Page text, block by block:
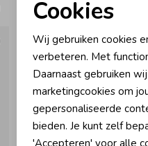
Noodzakelijke
Analytische cookies
Cookies
Wij gebruiken cookies
verbeteren. Met
Daarnaast gebruiken
marketingcookies om
gepersonaliseerde
bieden. Je kunt zelf